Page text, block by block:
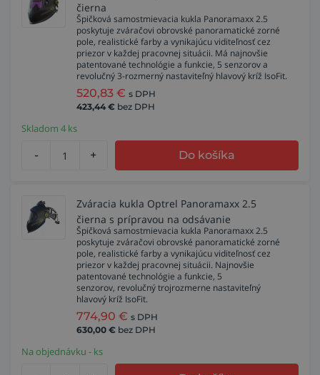
čierna
Špičková samostmievacia kukla Panoramaxx 2.5
poskytuje zváračovi obrovské panoramatické zorné
pole, realistické farby a vynikajúcu viditeľnosť cez
priezor v každej pracovnej situácii. Má najnovšie
patentované technológie a funkcie, 5 senzorov a
revolučný 3-rozmerný nastaviteľný hlavový kríž IsoFit.
520,83 € s DPH
423,44 € bez DPH
Skladom 4 ks
- + Do košíka
Zváracia kukla Optrel Panoramaxx 2.5
čierna s prípravou na odsávanie
Špičková samostmievacia kukla Panoramaxx 2.5
poskytuje zváračovi obrovské panoramatické zorné
pole, realistické farby a vynikajúcu viditeľnosť cez
priezor v každej pracovnej situácii. Najnovšie
patentované technológie a funkcie, 5
senzorov, revolučný trojrozmerne nastaviteľný
hlavový kríž IsoFit.
774,90 € s DPH
630,00 € bez DPH
Na objednávku - ks